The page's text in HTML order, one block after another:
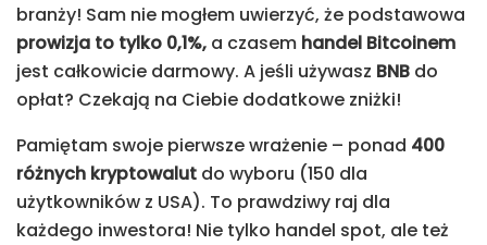
branży! Sam nie mogłem uwierzyć, że podstawowa
prowizja to tylko 0,1%, a czasem handel Bitcoinem
jest całkowicie darmowy. A jeśli używasz BNB do
opłat? Czekają na Ciebie dodatkowe zniżki!
Pamiętam swoje pierwsze wrażenie – ponad 400
różnych kryptowalut do wyboru (150 dla
użytkowników z USA). To prawdziwy raj dla
każdego inwestora! Nie tylko handel spot, ale też